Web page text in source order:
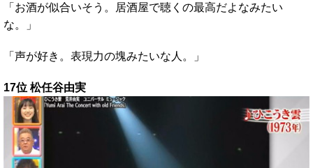
「お酒が似合いそう。居酒屋で聴くの最高だよなみたい
な。」
「声が好き。表現力の塊みたいな人。」
17位 松任谷由実